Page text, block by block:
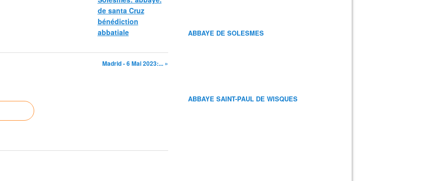
de santa Cruz
bénédiction
abbatiale
Madrid - 6 Mai 2023:... »
ABBAYE DE SOLESMES
ABBAYE SAINT-PAUL DE WISQUES